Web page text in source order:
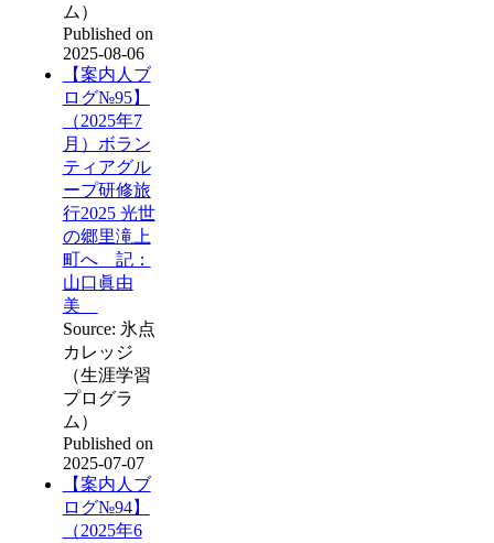
ム）
Published on
2025-08-06
【案内人ブ
ログ№95】
（2025年7
月）ボラン
ティアグル
ープ研修旅
行2025 光世
の郷里滝上
町へ 記：
山口眞由
美
Source: 氷点
カレッジ
（生涯学習
プログラ
ム）
Published on
2025-07-07
【案内人ブ
ログ№94】
（2025年6